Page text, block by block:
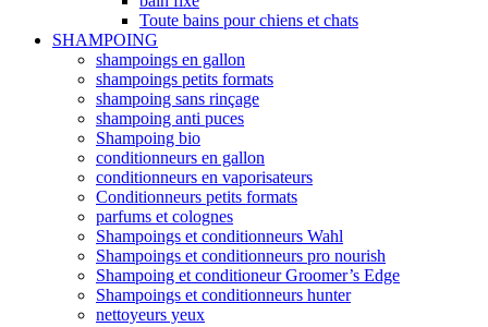
Toute bains pour chiens et chats
SHAMPOING
shampoings en gallon
shampoings petits formats
shampoing sans rinçage
shampoing anti puces
Shampoing bio
conditionneurs en gallon
conditionneurs en vaporisateurs
Conditionneurs petits formats
parfums et colognes
Shampoings et conditionneurs Wahl
Shampoings et conditionneurs pro nourish
Shampoing et conditioneur Groomer’s Edge
Shampoings et conditionneurs hunter
nettoyeurs yeux